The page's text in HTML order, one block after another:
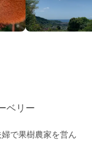
ベリー
で果樹農家を営ん